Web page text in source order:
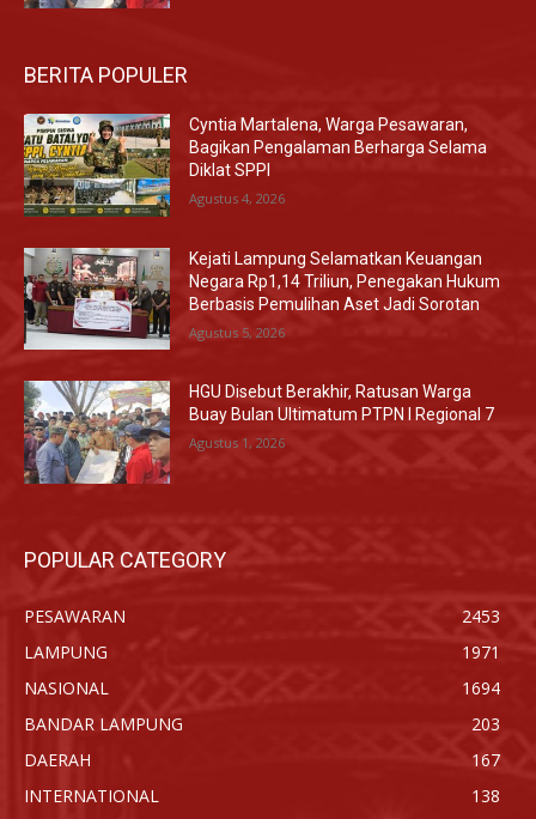
BERITA POPULER
Cyntia Martalena, Warga Pesawaran,
Bagikan Pengalaman Berharga Selama
Diklat SPPI
Agustus 4, 2026
Kejati Lampung Selamatkan Keuangan
Negara Rp1,14 Triliun, Penegakan Hukum
Berbasis Pemulihan Aset Jadi Sorotan
Agustus 5, 2026
HGU Disebut Berakhir, Ratusan Warga
Buay Bulan Ultimatum PTPN I Regional 7
Agustus 1, 2026
POPULAR CATEGORY
PESAWARAN
2453
LAMPUNG
1971
NASIONAL
1694
BANDAR LAMPUNG
203
DAERAH
167
INTERNATIONAL
138